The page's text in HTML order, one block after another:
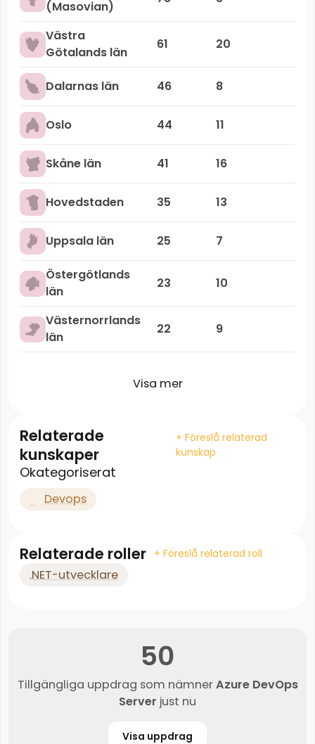
(Masovian)
Västra
Götalands län
61 20
Dalarnas län 46 8
Oslo 44 11
Skåne län 41 16
Hovedstaden 35 13
Uppsala län 25 7
Östergötlands
län
23 10
Västernorrlands
län
22 9
Visa mer
Relaterade
kunskaper
+ Föreslå relaterad
kunskap
Okategoriserat
Devops
Relaterade roller + Föreslå relaterad roll
.NET-utvecklare
50
Tillgängliga uppdrag som nämnerAzure DevOps
Server just nu
Visa uppdrag